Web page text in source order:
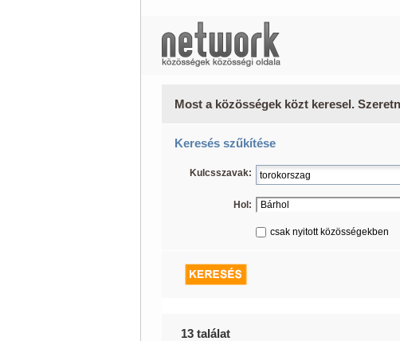
Most a közösségek közt keresel.
Keresés szűkítése
Kulcsszavak:
Hol:
csak nyitott közösségekben
13 találat